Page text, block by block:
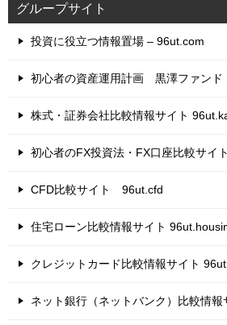
グループサイト
投資に役立つ情報置場 – 96ut.com
初心者の資産運用計画 黒澤ファンド
株式・証券会社比較情報サイト
初心者のFX投資法・FX口座比較サイ
CFD比較サイト 96ut.cfd
住宅ローン比較情報サイト
クレジットカード比較情報サイト
ネット銀行（ネットバンク）比較情